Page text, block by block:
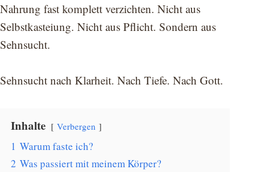
Nahrung fast komplett verzichten. Nicht aus
Selbstkasteiung. Nicht aus Pflicht. Sondern aus
Sehnsucht.
Sehnsucht nach Klarheit. Nach Tiefe. Nach Gott.
Inhalte Verbergen
1 Warum faste ich?
2 Was passiert mit meinem Körper?